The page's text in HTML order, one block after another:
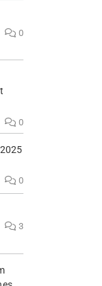
0
0
0
3